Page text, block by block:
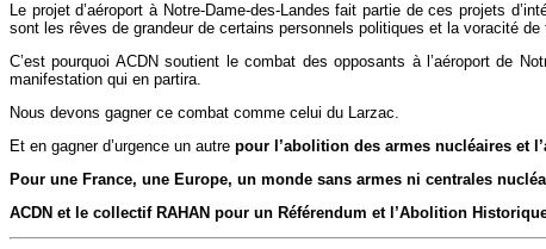
Le projet d’aéroport à Notre-Dame-des-Landes fait partie de ces projets
sont les rêves de grandeur de certains personnels politiques et la voracité
C’est pourquoi ACDN soutient le combat des opposants à l’aéroport de
manifestation qui en partira.
Nous devons gagner ce combat comme celui du Larzac.
Et en gagner d’urgence un autre pour l’abolition des armes nucléaires et
Pour une France, une Europe, un monde sans armes ni centrales
ACDN et le collectif RAHAN pour un Référendum et l’Abolition